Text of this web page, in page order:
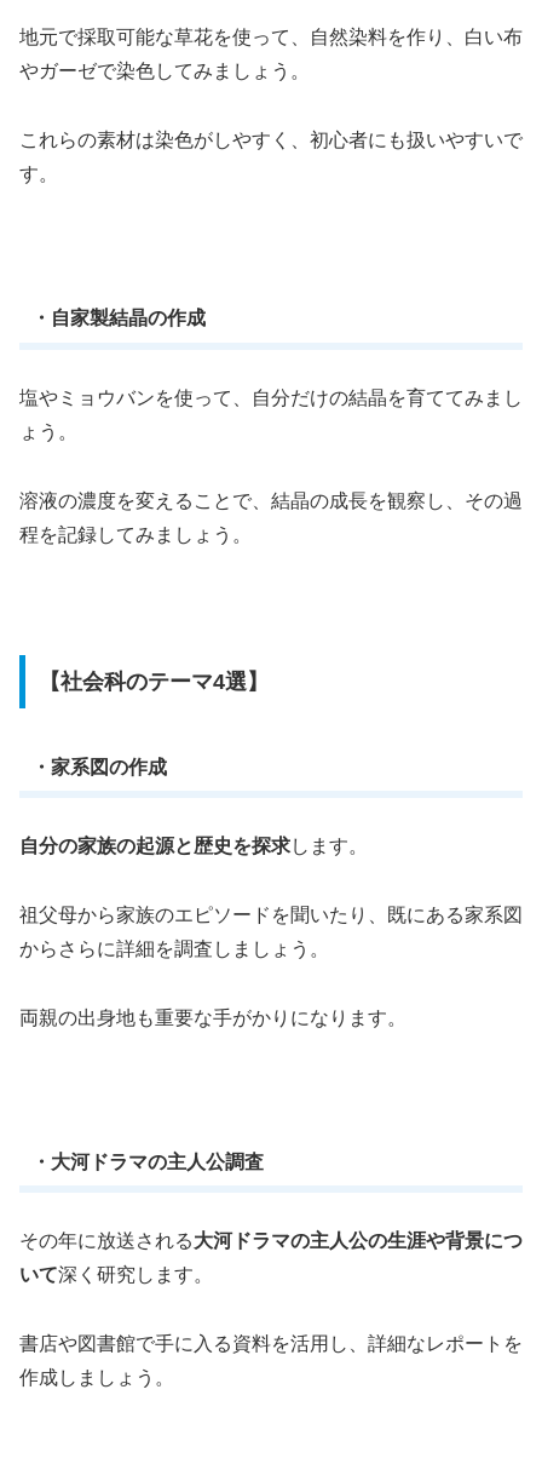
地元で採取可能な草花を使って、自然染料を作り、白い布
やガーゼで染色してみましょう。
これらの素材は染色がしやすく、初心者にも扱いやすいで
す。
・自家製結晶の作成
塩やミョウバンを使って、自分だけの結晶を育ててみまし
ょう。
溶液の濃度を変えることで、結晶の成長を観察し、その過
程を記録してみましょう。
【社会科のテーマ4選】
・家系図の作成
自分の家族の起源と歴史を探求します。
祖父母から家族のエピソードを聞いたり、既にある家系図
からさらに詳細を調査しましょう。
両親の出身地も重要な手がかりになります。
・大河ドラマの主人公調査
その年に放送される大河ドラマの主人公の生涯や背景につ
いて深く研究します。
書店や図書館で手に入る資料を活用し、詳細なレポートを
作成しましょう。